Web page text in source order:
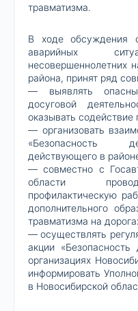
травматизма.
В ходе обсуждения
аварийных
несовершеннолетних
района, принят ряд
— выявлять
досуговой
оказывать содействие
— организовать
«Безопасность
действующего в
— совместно с
области
профилактическую
дополнительного
травматизма на
— осуществлять
акции «Безопасность
организациях
информировать
в Новосибирской